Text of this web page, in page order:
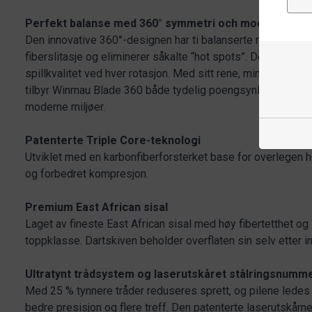
Perfekt balanse med 360° symmetri och moderne
Den innovative 360°-designen har ti balanserte
fiberslitasje og eliminerer såkalte “hot spots”. Dette gir
spillkvalitet ved hver rotasjon. Med sitt rene,
tilbyr Winmau Blade 360 både tydelig poengsynlighet og
moderne miljøer.
Patenterte Triple Core-teknologi
Utviklet med en karbonfiberforsterket base for overlegen
og forbedret kompresjon.
Premium East African sisal
Laget av fineste East African sisal med høy fibertetthet
toppklasse. Dartskiven beholder overflaten sin selv etter
Ultratynt trådsystem og laserutskåret
Med 25 % tynnere tråder reduseres sprett, og pilene
bedre presisjon og flere treff. Den patenterte